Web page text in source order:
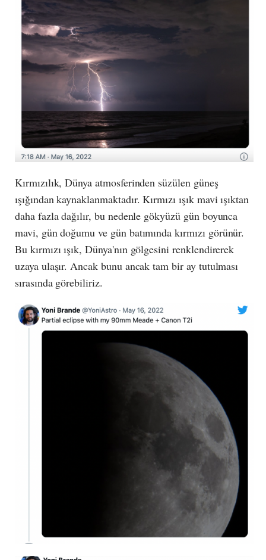
Kırmızılık, Dünya atmosferinden süzülen güneş
ışığından kaynaklanmaktadır. Kırmızı ışık mavi ışıktan
daha fazla dağılır, bu nedenle gökyüzü gün boyunca
mavi, gün doğumu ve gün batımında kırmızı görünür.
Bu kırmızı ışık, Dünya'nın gölgesini renklendirerek
uzaya ulaşır. Ancak bunu ancak tam bir ay tutulması
sırasında görebiliriz.